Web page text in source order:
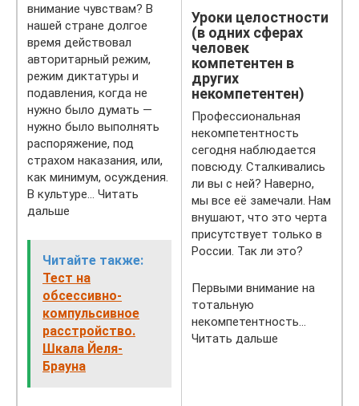
внимание чувствам? В
нашей стране долгое
время действовал
авторитарный режим,
режим диктатуры и
подавления, когда не
нужно было думать —
нужно было выполнять
распоряжение, под
страхом наказания, или,
как минимум, осуждения.
В культуре… Читать
дальше
Читайте также:
Тест на
обсессивно-
компульсивное
расстройство.
Шкала Йеля-
Брауна
Уроки целостности
(в одних сферах
человек
компетентен в
других
некомпетентен)
Профессиональная
некомпетентность
сегодня наблюдается
повсюду. Сталкивались
ли вы с ней? Наверно,
мы все её замечали. Нам
внушают, что это черта
присутствует только в
России. Так ли это?
Первыми внимание на
тотальную
некомпетентность…
Читать дальше